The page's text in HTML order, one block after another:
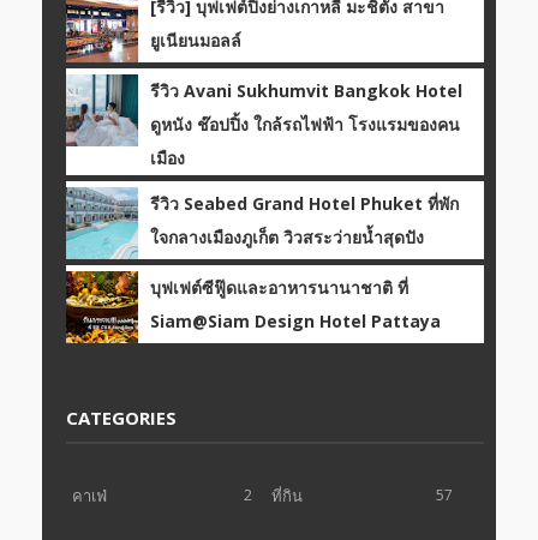
[รีวิว] บุฟเฟต์ปิ้งย่างเกาหลี มะชิตัง สาขา
ยูเนียนมอลล์
รีวิว Avani Sukhumvit Bangkok Hotel
ดูหนัง ช๊อปปิ้ง ใกล้รถไฟฟ้า โรงแรมของคน
เมือง
รีวิว Seabed Grand Hotel Phuket ที่พัก
ใจกลางเมืองภูเก็ต วิวสระว่ายน้ำสุดปัง
บุฟเฟต์ซีฟู๊ดและอาหารนานาชาติ ที่
Siam@Siam Design Hotel Pattaya
CATEGORIES
คาเฟ่ 2 ที่กิน 57